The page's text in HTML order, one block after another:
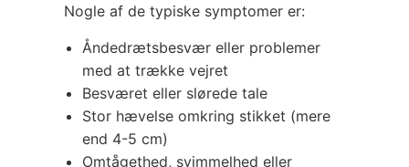
Nogle af de typiske symptomer er:
Åndedrætsbesvær eller problemer
med at trække vejret
Besværet eller slørede tale
Stor hævelse omkring stikket (mere
end 4-5 cm)
Omtågethed, svimmelhed eller